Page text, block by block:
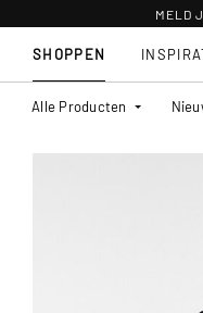
MELD
SHOPPEN
Alle Producten